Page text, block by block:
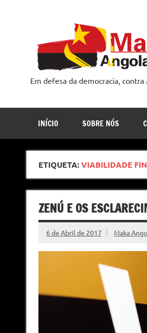
Em defesa da democracia, contra
INÍCIO SOBRE NÓS
ETIQUETA:VIABILIDADE
ZENÚ E OS
6 de Abril de 2017 Maka